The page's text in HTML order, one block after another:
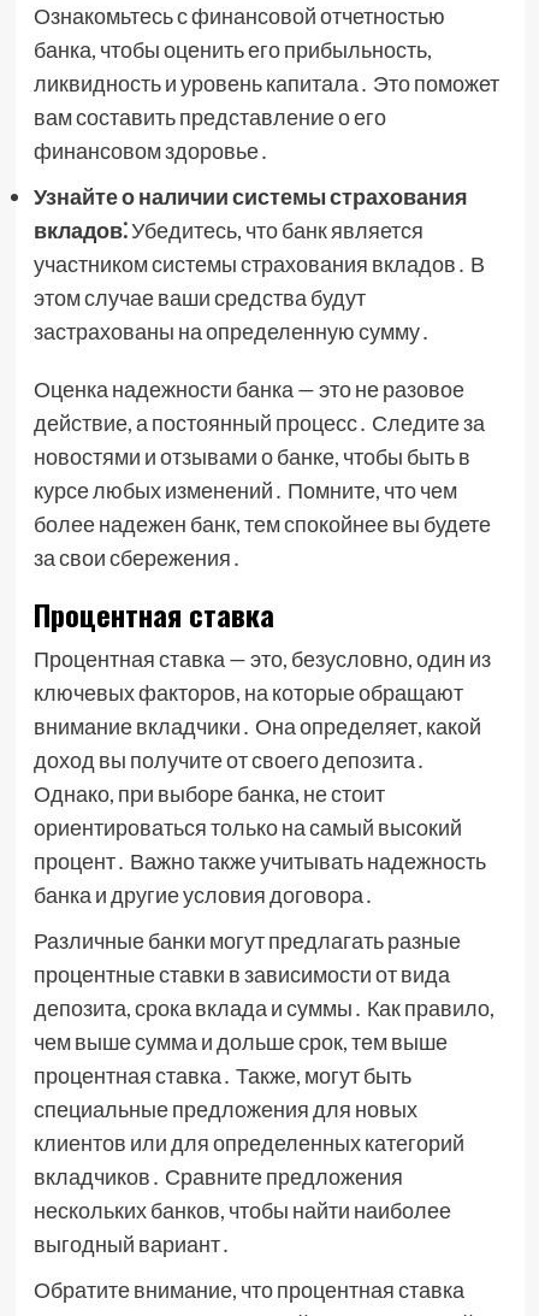
Ознакомьтесь с финансовой отчетностью
банка, чтобы оценить его прибыльность,
ликвидность и уровень капитала․ Это поможет
вам составить представление о его
финансовом здоровье․
Узнайте о наличии системы страхования
вкладов⁚Убедитесь, что банк является
участником системы страхования вкладов․ В
этом случае ваши средства будут
застрахованы на определенную сумму․
Оценка надежности банка — это не разовое
действие, а постоянный процесс․ Следите за
новостями и отзывами о банке, чтобы быть в
курсе любых изменений․ Помните, что чем
более надежен банк, тем спокойнее вы будете
за свои сбережения․
Процентная ставка
Процентная ставка — это, безусловно, один из
ключевых факторов, на которые обращают
внимание вкладчики․ Она определяет, какой
доход вы получите от своего депозита․
Однако, при выборе банка, не стоит
ориентироваться только на самый высокий
процент․ Важно также учитывать надежность
банка и другие условия договора․
Различные банки могут предлагать разные
процентные ставки в зависимости от вида
депозита, срока вклада и суммы․ Как правило,
чем выше сумма и дольше срок, тем выше
процентная ставка․ Также, могут быть
специальные предложения для новых
клиентов или для определенных категорий
вкладчиков․ Сравните предложения
нескольких банков, чтобы найти наиболее
выгодный вариант․
Обратите внимание, что процентная ставка